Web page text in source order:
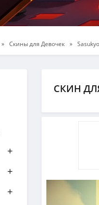
» Скины для Девочек » Sasukyo
+
+
+
СКИН